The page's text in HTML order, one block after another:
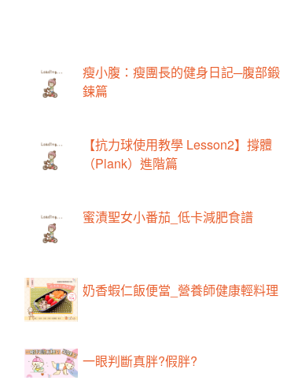
瘦小腹：瘦團長的健身日記─腹部鍛
鍊篇
【抗力球使用教學 Lesson2】撐體
（Plank）進階篇
蜜漬聖女小番茄_低卡減肥食譜
奶香蝦仁飯便當_營養師健康輕料理
一眼判斷真胖?假胖?